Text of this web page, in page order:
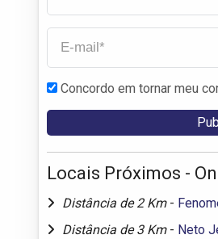
Concordo em tornar meu
Locais Próximos -
Distância de 2 Km -
Distância de 3 Km - Neto